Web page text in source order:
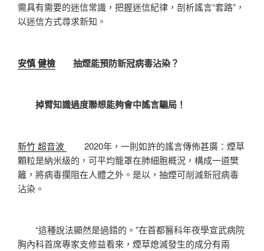
需具有需要的迷信常識，把握迷信紀律，剖析謠言“套路”，
以迷信方式尋求新知。
安慎 健檢 抽煙能預防新冠病毒沾染？
掉臂知識過度聯想能夠會中謠言騙局！
新竹 超音波
2020年，一則如許的謠言傳佈甚廣：煙草
顆粒是納米級的，可平均籠罩在肺細胞概況，構成一道樊
籬，將病毒攔阻在人體之外。是以，抽煙可削減新冠病毒
沾染。
“這種說法顯然是過錯的。”在首都醫科年夜學宣武病院
胸內科首席專家支修益看來，煙草熄滅發生的成分有兩